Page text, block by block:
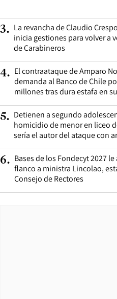
3. La revancha de Claudio
inicia gestiones para volver a
de Carabineros
4. El contraataque de Amparo
demanda al Banco de Chile
millones tras dura estafa en
5. Detienen a segundo
homicidio de menor en liceo
sería el autor del ataque con
6. Bases de los Fondecyt 2027
flanco a ministra Lincolao,
Consejo de Rectores